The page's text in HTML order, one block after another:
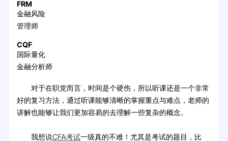
FRM
金融风险
管理师
CQF
国际量化
金融分析师
对于在职党而言，时间是个硬伤，所以听课还是一个非常
好的复习方法，通过听课能够清晰的掌握重点与难点，老师的
讲解也能够让我们更加容易的去理解一些复杂的概念。
我想说CFA考试一级真的不难！尤其是考试的题目，比